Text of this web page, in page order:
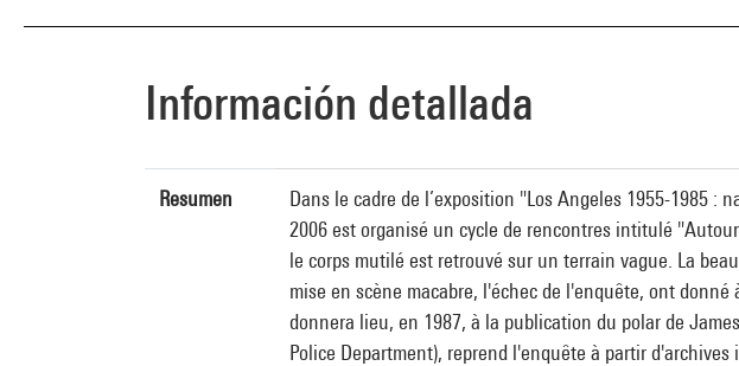
Información detallada
Resumen
Dans le cadre de l’exposition "Los Angeles 1955-1985
2006 est organisé un cycle de rencontres intitulé
le corps mutilé est retrouvé sur un terrain vague. La
mise en scène macabre, l'échec de l'enquête, ont
donnera lieu, en 1987, à la publication du polar de
Police Department), reprend l'enquête à partir